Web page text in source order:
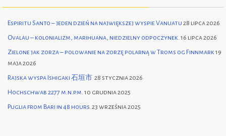
Espiritu Santo – jeden dzień na największej wyspie Vanuatu 28 lipca 2026
Ovalau – kolonializm, marihuana, niedzielny odpoczynek. 16 lipca 2026
Zielone jak zorza – polowanie na zorzę polarną w Troms og Finnmark 19
maja 2026
Rajska wyspa Ishigaki 石垣市 28 stycznia 2026
Hochschwab 2277 m.n.p.m. 10 grudnia 2025
Puglia from Bari in 48 hours. 23 września 2025